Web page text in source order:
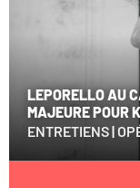
LEPORELLO AU
MAJEURE POUR
ENTRETIENS|